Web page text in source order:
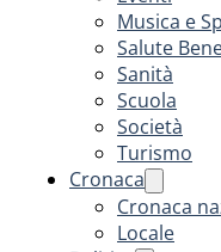
Musica e
Salute
Sanità
Scuola
Società
Turismo
Cronaca
Cronaca
Locale